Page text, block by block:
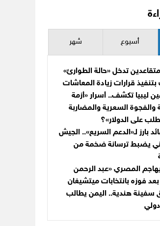
أسبوع شهر
تدخل «حالة الطوارئ»
قرارات زيادة المعاشات
ليبيا تكشف.. أسرار «أزمة
والفجوة السعرية والمضاربة
على الدولار»؟
بارز لـ«الدعم السريع».. الجيش
يضبط ترسانة ضخمة من
المصري «عبد الرحمن
فوزه بانتخابات ميتشيغان
سفينة هندية.. اليمن يطالب